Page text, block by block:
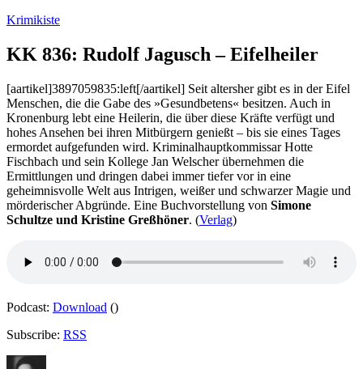
Zum
springen
Krimikiste
KK 836: Rudolf Jagusch – Eifelheiler
[aartikel]3897059835:left[/aartikel] Seit altersher gibt es in der Eifel
Menschen, die die Gabe des »Gesundbetens« besitzen. Auch in
Kronenburg lebt eine Heilerin, die über diese Kräfte verfügt und
hohes Ansehen bei ihren Mitbürgern genießt – bis sie eines Tages
ermordet aufgefunden wird. Kriminalhauptkommissar Hotte
Fischbach und sein Kollege Jan Welscher übernehmen die
Ermittlungen und dringen dabei immer tiefer vor in eine
geheimnisvolle Welt aus Intrigen, weißer und schwarzer Magie und
mörderischer Abgründe. Eine Buchvorstellung von Simone
Schultze und Kristine Greßhöner. (Verlag)
Podcast: Download ()
Subscribe: RSS